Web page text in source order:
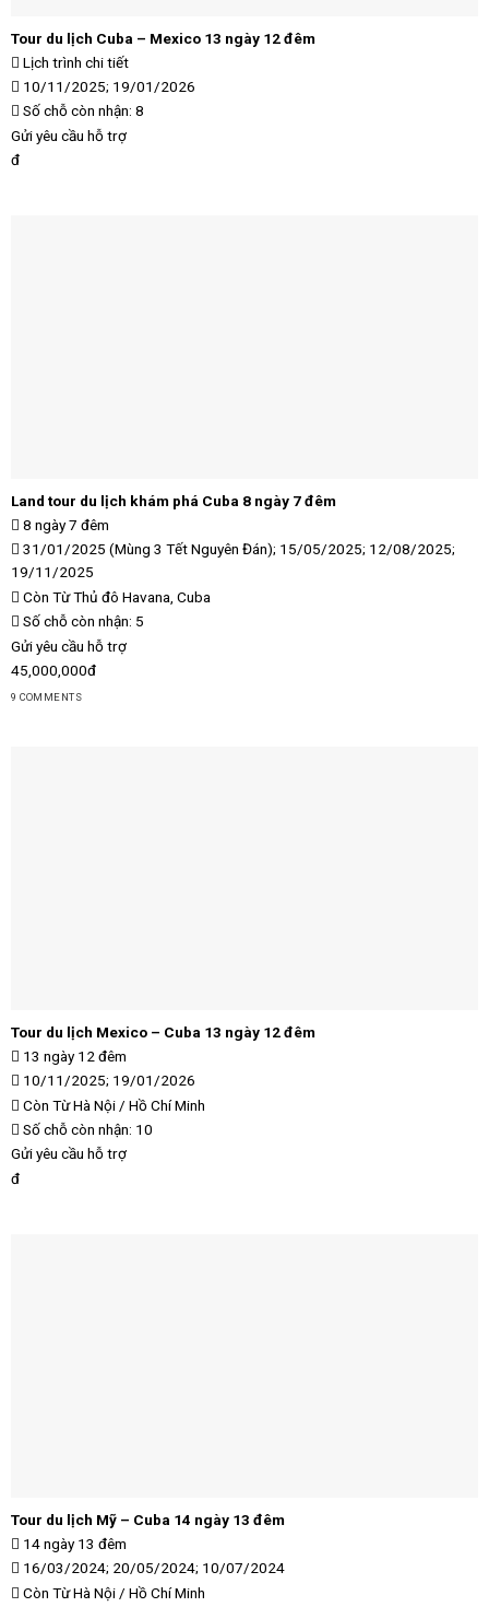
Tour du lịch Cuba – Mexico 13 ngày 12 đêm
Lịch trình chi tiết
10/11/2025; 19/01/2026
Số chỗ còn nhận: 8
Gửi yêu cầu hỗ trợ
đ
Land tour du lịch khám phá Cuba 8 ngày 7 đêm
8 ngày 7 đêm
31/01/2025 (Mùng 3 Tết Nguyên Đán); 15/05/2025; 12/08/2025;
19/11/2025
Còn Từ Thủ đô Havana, Cuba
Số chỗ còn nhận: 5
Gửi yêu cầu hỗ trợ
45,000,000đ
9 COMMENTS
Tour du lịch Mexico – Cuba 13 ngày 12 đêm
13 ngày 12 đêm
10/11/2025; 19/01/2026
Còn Từ Hà Nội / Hồ Chí Minh
Số chỗ còn nhận: 10
Gửi yêu cầu hỗ trợ
đ
Tour du lịch Mỹ – Cuba 14 ngày 13 đêm
14 ngày 13 đêm
16/03/2024; 20/05/2024; 10/07/2024
Còn Từ Hà Nội / Hồ Chí Minh